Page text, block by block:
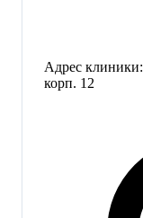
Адрес клиники:
корп. 12